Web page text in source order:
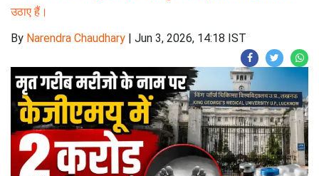
उठाए हैं।
By Narendra Chaudhary | Jun 3, 2026, 14:18 IST